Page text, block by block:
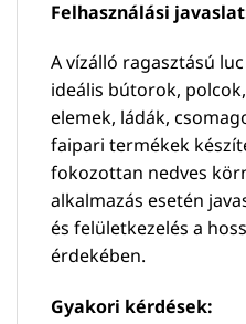
Felhasználási
A vízálló ragasztású
ideális bútorok,
elemek, ládák,
faipari termékek
fokozottan nedves
alkalmazás esetén
és felületkezelés a
érdekében.
Gyakori kérdések: